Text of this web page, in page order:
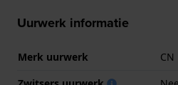
Uurwerk informatie
Merk uurwerk
CN